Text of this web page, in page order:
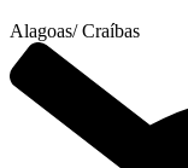
Alagoas/Craíbas